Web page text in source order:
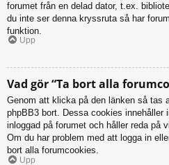
forumet från en delad dator, t.ex.
du inte ser denna kryssruta så har
funktion.
Upp
Vad gör “Ta bort alla
Genom att klicka på den länken så tas
phpBB3 bort. Dessa cookies innehåller
inloggad på forumet och håller reda på
Om du har problem med att logga in
bort alla forumcookies.
Upp